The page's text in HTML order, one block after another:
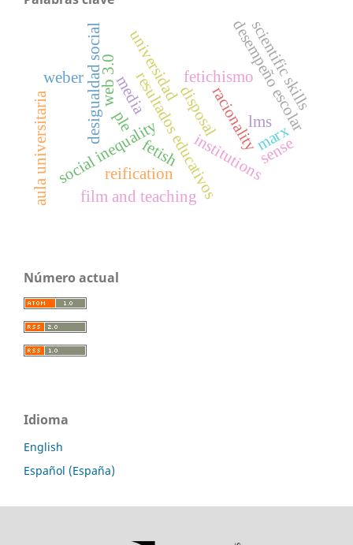
universidad fetichismo
resultados educativosdesempeño escolar
social inequality
desigualdad social racionality
weber
institutions
fetish
disposal
reification
marx
media
film and teaching
scientific skills
ple lms
web 3.0
aula universitaria sense
Número actual
Idioma
English
Español (España)